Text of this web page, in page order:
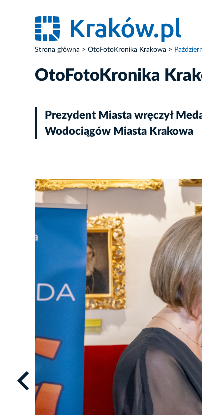
Strona główna OtoFotoKronika Krakowa
OtoFotoKronika
Prezydent Miasta wręczył
Wodociągów Miasta Krakowa